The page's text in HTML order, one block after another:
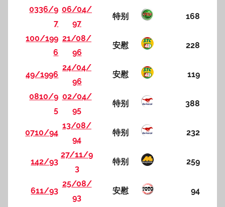
0336/9
7
06/04/
97
特别 168
100/199
6
21/08/
96
安慰 228
49/1996
24/04/
96
安慰 119
0810/9
5
02/04/
95
特别 388
0710/94
13/08/
94
特别 232
142/93
27/11/9
3
特别 259
611/93
25/08/
93
安慰 94